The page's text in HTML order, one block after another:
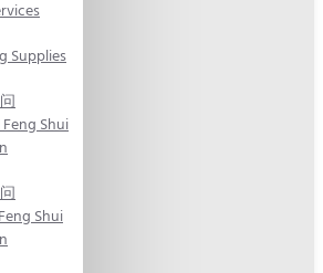
Supplies
Shui
Shui